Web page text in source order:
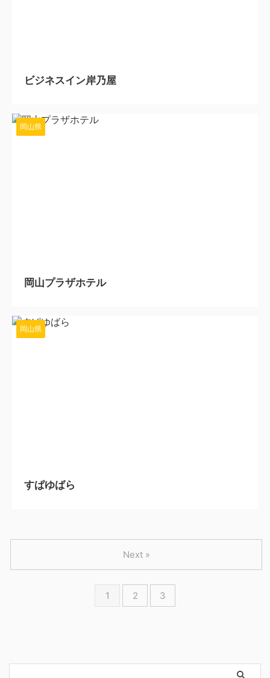
ビジネスイン岸乃屋
岡山県
岡山プラザホテル
岡山県
すぱゆばら
1 2 3
Next »